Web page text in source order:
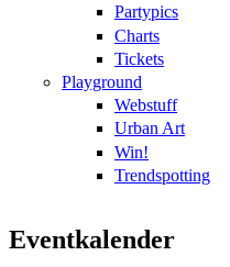
Partypics
Charts
Tickets
Playground
Webstuff
Urban Art
Win!
Trendspotting
Eventkalender